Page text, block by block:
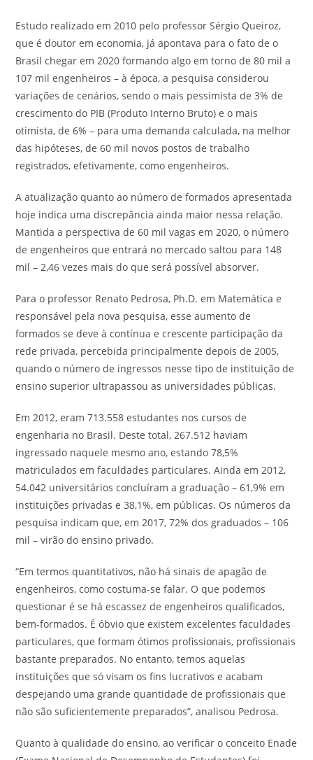
Estudo realizado em 2010 pelo professor Sérgio Queiroz,
que é doutor em economia, já apontava para o fato de o
Brasil chegar em 2020 formando algo em torno de 80 mil a
107 mil engenheiros – à época, a pesquisa considerou
variações de cenários, sendo o mais pessimista de 3% de
crescimento do PIB (Produto Interno Bruto) e o mais
otimista, de 6% – para uma demanda calculada, na melhor
das hipóteses, de 60 mil novos postos de trabalho
registrados, efetivamente, como engenheiros.
A atualização quanto ao número de formados apresentada
hoje indica uma discrepância ainda maior nessa relação.
Mantida a perspectiva de 60 mil vagas em 2020, o número
de engenheiros que entrará no mercado saltou para 148
mil – 2,46 vezes mais do que será possível absorver.
Para o professor Renato Pedrosa, Ph.D. em Matemática e
responsável pela nova pesquisa, esse aumento de
formados se deve à contínua e crescente participação da
rede privada, percebida principalmente depois de 2005,
quando o número de ingressos nesse tipo de instituição de
ensino superior ultrapassou as universidades públicas.
Em 2012, eram 713.558 estudantes nos cursos de
engenharia no Brasil. Deste total, 267.512 haviam
ingressado naquele mesmo ano, estando 78,5%
matriculados em faculdades particulares. Ainda em 2012,
54.042 universitários concluíram a graduação – 61,9% em
instituições privadas e 38,1%, em públicas. Os números da
pesquisa indicam que, em 2017, 72% dos graduados – 106
mil – virão do ensino privado.
“Em termos quantitativos, não há sinais de apagão de
engenheiros, como costuma-se falar. O que podemos
questionar é se há escassez de engenheiros qualificados,
bem-formados. É óbvio que existem excelentes faculdades
particulares, que formam ótimos profissionais, profissionais
bastante preparados. No entanto, temos aquelas
instituições que só visam os fins lucrativos e acabam
despejando uma grande quantidade de profissionais que
não são suficientemente preparados”, analisou Pedrosa.
Quanto à qualidade do ensino, ao verificar o conceito Enade